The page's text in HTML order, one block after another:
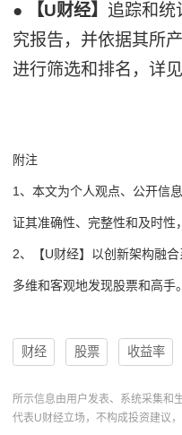
●
【U财经】追踪和统
究报告，并依据其所
进行筛选和排名，详见
附注
1、本文为个人观点、公开信
证其准确性、完整性和及时性
2、【U财经】以创新架构融
多维和客观地发现股票和高手。
财经 股票 收益率
新易盛 AI 买入
所示信息由用户发表、系统采集和
代表U财经立场，不构成投资建议